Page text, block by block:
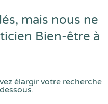
mais nous ne
Bien-être à
élargir votre recherche